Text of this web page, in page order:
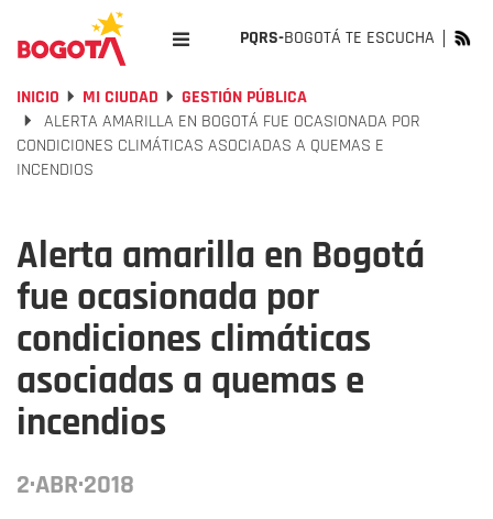
PQRS-BOGOTÁ TE ESCUCHA
INICIO MI CIUDAD
GESTIÓN PÚBLICA
ALERTA AMARILLA EN BOGOTÁ FUE OCASIONADA POR
CONDICIONES CLIMÁTICAS ASOCIADAS A QUEMAS E
INCENDIOS
Alerta amarilla en Bogotá
fue ocasionada por
condiciones climáticas
asociadas a quemas e
incendios
2·ABR·2018